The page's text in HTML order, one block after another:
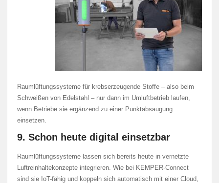
Raumlüftungssysteme für krebserzeugende Stoffe – also beim
Schweißen von Edelstahl – nur dann im Umluftbetrieb laufen,
wenn Betriebe sie ergänzend zu einer Punktabsaugung
einsetzen.
9. Schon heute digital einsetzbar
Raumlüftungssysteme lassen sich bereits heute in vernetzte
Luftreinhaltekonzepte integrieren. Wie bei KEMPER-Connect
sind sie IoT-fähig und koppeln sich automatisch mit einer Cloud,